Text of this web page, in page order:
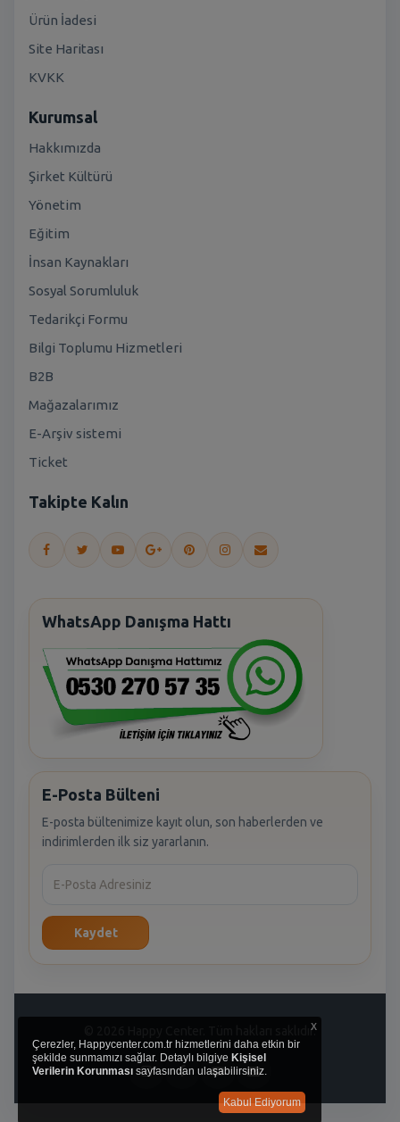
Ürün İadesi
Site Haritası
KVKK
Kurumsal
Hakkımızda
Şirket Kültürü
Yönetim
Eğitim
İnsan Kaynakları
Sosyal Sorumluluk
Tedarikçi Formu
Bilgi Toplumu Hizmetleri
B2B
Mağazalarımız
E-Arşiv sistemi
Ticket
Takipte Kalın
WhatsApp Danışma Hattı
E-Posta Bülteni
E-posta bültenimize kayıt olun, son haberlerden ve
indirimlerden ilk siz yararlanın.
Kaydet
© 2026 Happy Center. Tüm hakları saklıdır.
x
Çerezler, Happycenter.com.tr hizmetlerini daha etkin bir
şekilde sunmamızı sağlar. Detaylı bilgiye Kişisel
Verilerin Korunması sayfasından ulaşabilirsiniz.
Kabul Ediyorum